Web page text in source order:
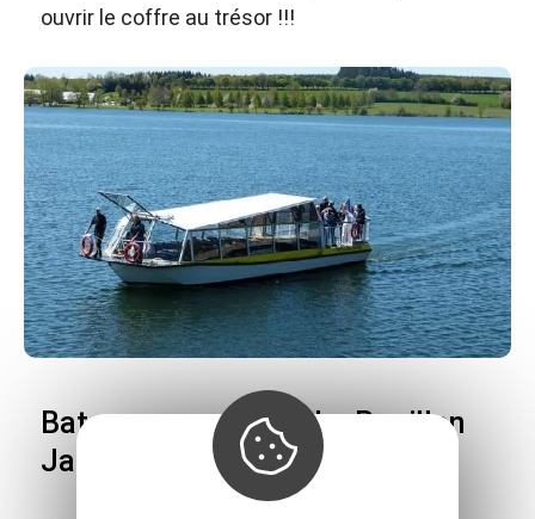
ouvrir le coffre au trésor !!!
Bateau-promenade Le Papillon
Jaune sur le lac de Pareloup